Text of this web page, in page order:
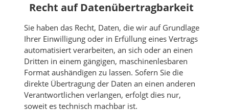
Recht auf Daten­übertrag­barkeit
Sie haben das Recht, Daten, die wir auf Grundlage
Ihrer Einwilligung oder in Erfüllung eines Vertrags
automatisiert verarbeiten, an sich oder an einen
Dritten in einem gängigen, maschinenlesbaren
Format aushändigen zu lassen. Sofern Sie die
direkte Übertragung der Daten an einen anderen
Verantwortlichen verlangen, erfolgt dies nur,
soweit es technisch machbar ist.